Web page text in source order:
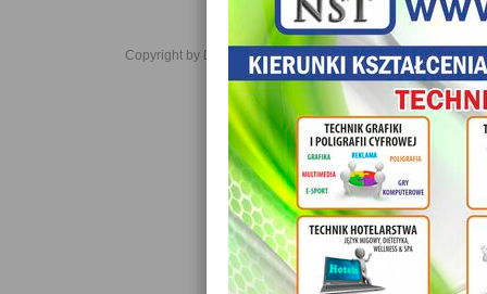
Copyright by Daniel JabĹoĹski 2006-2021. All rights